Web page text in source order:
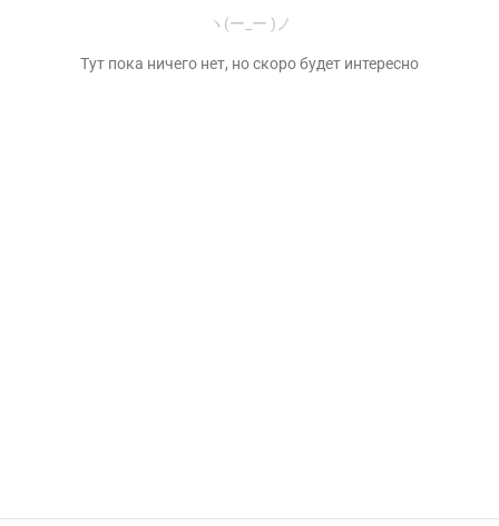
ヽ(ー_ー )ノ
Тут пока ничего нет, но скоро будет интересно